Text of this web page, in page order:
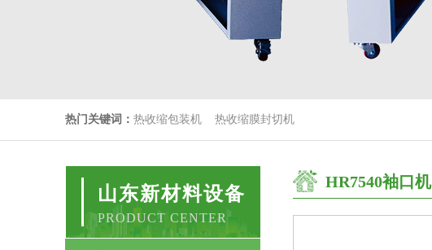
热门关键词： 热收缩包装机 热收缩膜封切机
山东新材料设备
PRODUCT CENTER
HR7540袖口机